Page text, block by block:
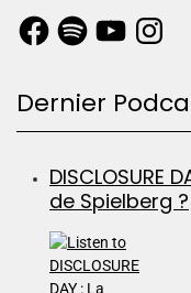
Dernier
DISCLOSURE
de Spielberg ?